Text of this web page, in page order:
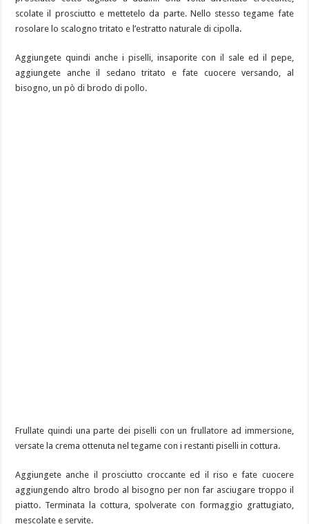
scolate il prosciutto e mettetelo da parte. Nello stesso tegame fate
rosolare lo scalogno tritato e l’estratto naturale di cipolla.
Aggiungete quindi anche i piselli, insaporite con il sale ed il pepe,
aggiungete anche il sedano tritato e fate cuocere versando, al
bisogno, un pò di brodo di pollo.
Frullate quindi una parte dei piselli con un frullatore ad immersione,
versate la crema ottenuta nel tegame con i restanti piselli in cottura.
Aggiungete anche il prosciutto croccante ed il riso e fate cuocere
aggiungendo altro brodo al bisogno per non far asciugare troppo il
piatto. Terminata la cottura, spolverate con formaggio grattugiato,
mescolate e servite.